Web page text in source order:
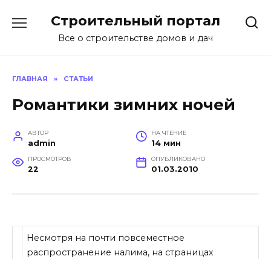
содержанию
Строительный портал
Все о строительстве домов и дач
ГЛАВНАЯ » СТАТЬИ
Романтики зимних ночей
АВТОР
admin
НА ЧТЕНИЕ
14 мин
ПРОСМОТРОВ
22
ОПУБЛИКОВАНО
01.03.2010
Несмотря на почти повсеместное
распространение налима, на страницах